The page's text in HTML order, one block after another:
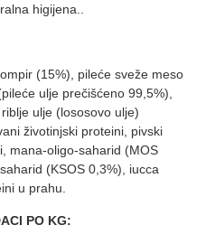
higijena..
(15%), pileće sveže meso
ulje prečišćeno 99,5%),
ulje (lososovo ulje)
životinjski proteini, pivski
mana-oligo-saharid (MOS
(KSOS 0,3%), iucca
u prahu.
PO KG: